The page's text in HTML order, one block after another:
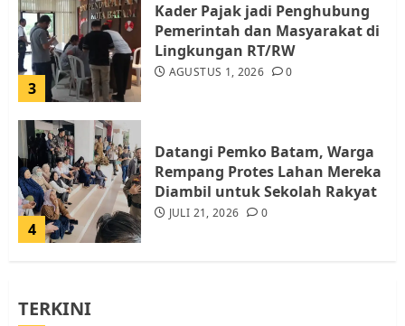
3
Kader Pajak jadi Penghubung
Pemerintah dan Masyarakat di
Lingkungan RT/RW
AGUSTUS 1, 2026 0
4
Datangi Pemko Batam, Warga
Rempang Protes Lahan Mereka
Diambil untuk Sekolah Rakyat
JULI 21, 2026 0
TERKINI